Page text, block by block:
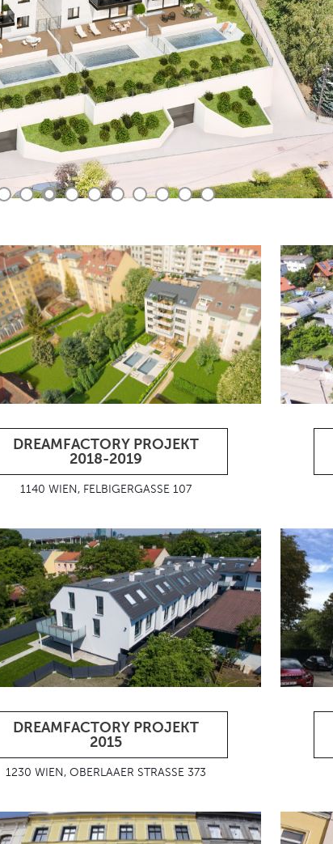
DREAMFACTORY PROJEKT
2018-2019
1140 WIEN, FELBIGERGASSE 107
DREAMFACTORY PROJEKT
2015
1230 WIEN, OBERLAAER STRASSE 373